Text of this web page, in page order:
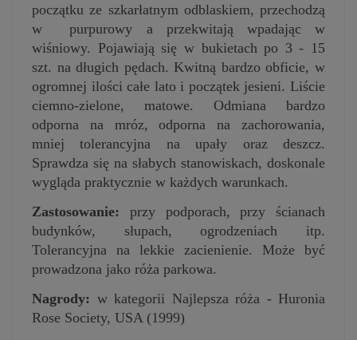
początku ze szkarłatnym odblaskiem, przechodzą
w purpurowy a przekwitają wpadając w
wiśniowy. Pojawiają się w bukietach po 3 - 15
szt. na długich pędach. Kwitną bardzo obficie, w
ogromnej ilości całe lato i początek jesieni. Liście
ciemno-zielone, matowe. Odmiana bardzo
odporna na mróz, odporna na zachorowania,
mniej tolerancyjna naupały oraz deszcz.
Sprawdza się na słabych stanowiskach, doskonale
wygląda praktycznie w każdych warunkach.
Zastosowanie: przy podporach, przy ścianach
budynków, słupach, ogrodzeniach itp.
Tolerancyjna na lekkie zacienienie. Może być
prowadzona jako róża parkowa.
Nagrody: w kategorii Najlepsza róża - Huronia
Rose Society, USA (1999)